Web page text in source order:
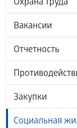
Охрана труда
Вакансии
Отчетность
Закупки
Социальная